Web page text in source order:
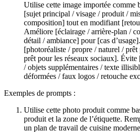
Utilise cette image importée comme
[sujet principal / visage / produit /
composition] tout en modifiant
Améliore [éclairage / arrière-plan /
détail / ambiance] pour [cas
[photoréaliste / propre / naturel /
prêt pour les réseaux sociaux]. Évite
/ objets supplémentaires / texte
déformées / faux logos / retouche
Exemples de prompts :
Utilise cette photo produit comme
produit et la zone de l’étiquette.
un plan de travail de cuisine